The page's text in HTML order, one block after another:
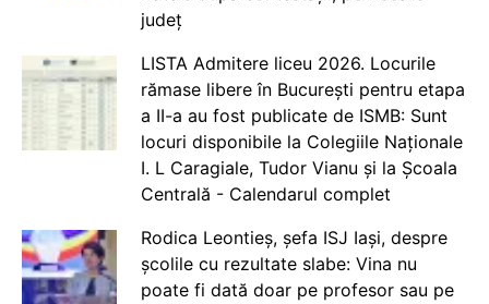
județ
LISTA Admitere liceu 2026. Locurile
rămase libere în București pentru etapa
a II-a au fost publicate de ISMB: Sunt
locuri disponibile la Colegiile Naționale
I. L Caragiale, Tudor Vianu și la Școala
Centrală - Calendarul complet
Rodica Leontieș, șefa ISJ Iași, despre
școlile cu rezultate slabe: Vina nu
poate fi dată doar pe profesor sau pe